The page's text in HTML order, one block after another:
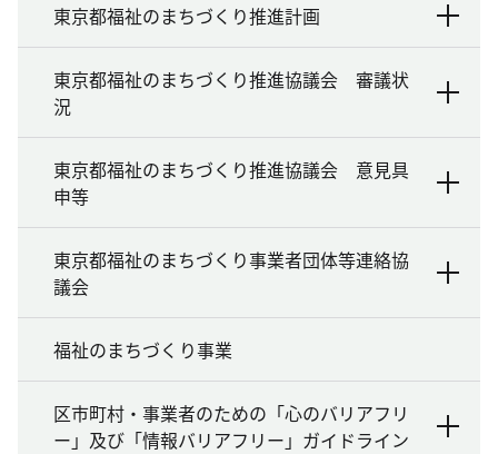
東京都福祉のまちづくり推進計画
東京都福祉のまちづくり推進協議会 審議状
況
東京都福祉のまちづくり推進協議会 意見具
申等
東京都福祉のまちづくり事業者団体等連絡協
議会
福祉のまちづくり事業
区市町村・事業者のための「心のバリアフリ
ー」及び「情報バリアフリー」ガイドライン